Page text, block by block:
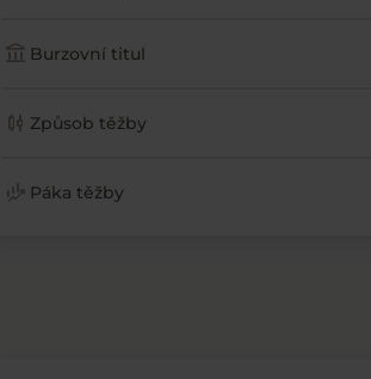
account_balance Burzovní titul
candlestick_chart Způsob těžby
finance_mode Páka těžby